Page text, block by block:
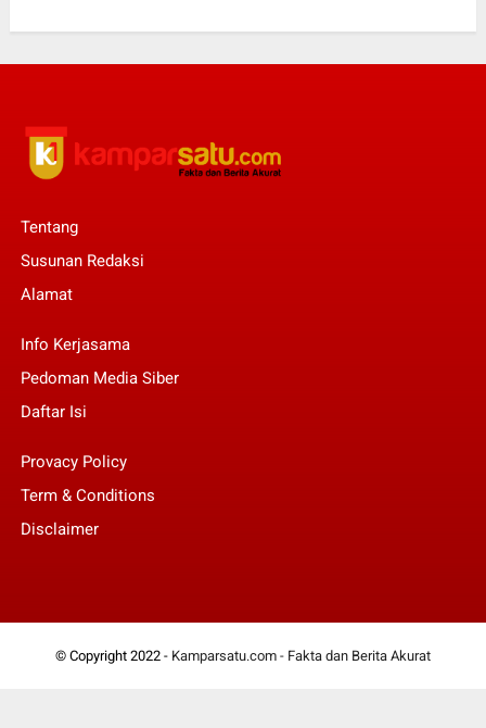
Tentang
Susunan Redaksi
Alamat
Info Kerjasama
Pedoman Media Siber
Daftar Isi
Provacy Policy
Term & Conditions
Disclaimer
© Copyright 2022 - Kamparsatu.com - Fakta dan Berita Akurat